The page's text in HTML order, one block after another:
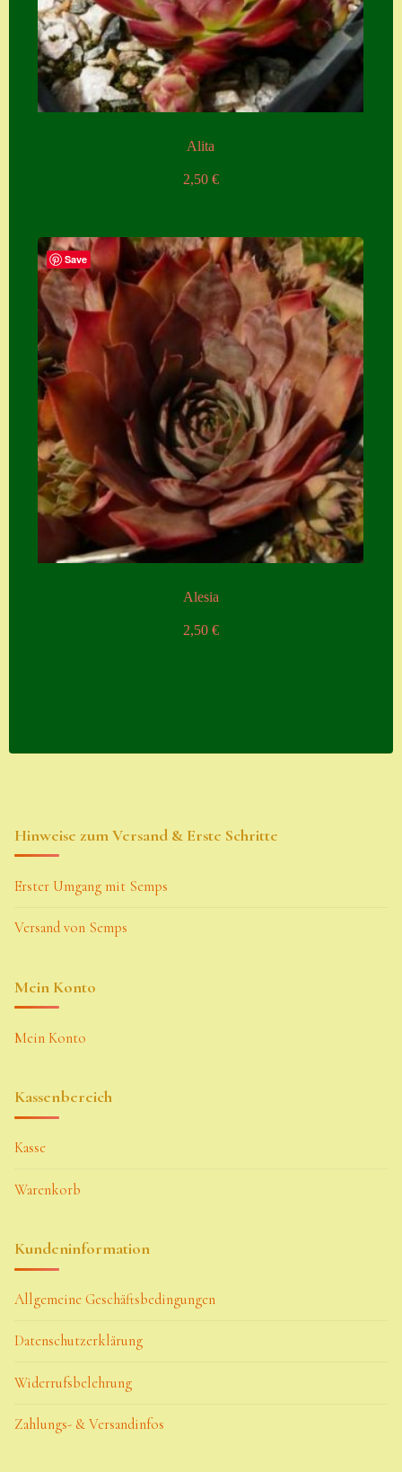
Alita
2,50 €
Save
Alesia
2,50 €
Hinweise zum Versand & Erste Schritte
Erster Umgang mit Semps
Versand von Semps
Mein Konto
Mein Konto
Kassenbereich
Kasse
Warenkorb
Kundeninformation
Allgemeine Geschäftsbedingungen
Datenschutzerklärung
Widerrufsbelehrung
Zahlungs- & Versandinfos